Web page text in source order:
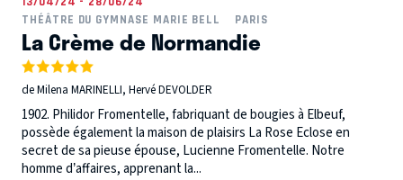
THÉÂTRE DU GYMNASE MARIE BELL
PARIS
La Crème de Normandie
de Milena MARINELLI, Hervé DEVOLDER
1902. Philidor Fromentelle, fabriquant de bougies à Elbeuf,
possède également la maison de plaisirs La Rose Eclose en
secret de sa pieuse épouse, Lucienne Fromentelle. Notre
homme d’affaires, apprenant la...